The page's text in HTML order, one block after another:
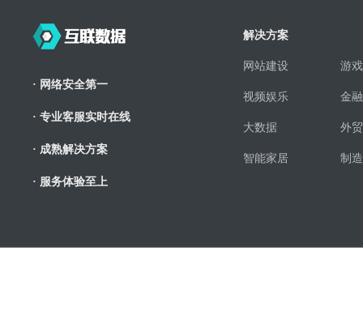
· 网络安全第一
· 专业客服实时在线
· 成熟解决方案
· 服务体验至上
解决方案
网站建设 游
视频娱乐 金
大数据 外
智能家居 制